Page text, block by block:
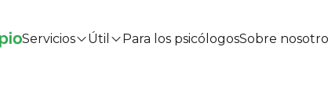
Servicios Útil Para los psicólogosSobre